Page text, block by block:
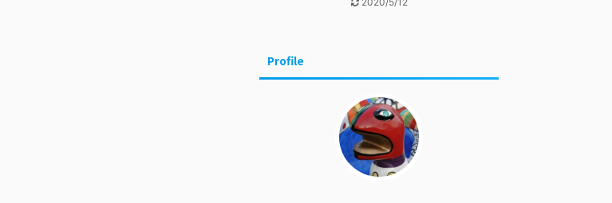
Profile